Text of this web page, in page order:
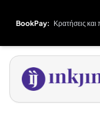
BookPay: Κρατήσεις